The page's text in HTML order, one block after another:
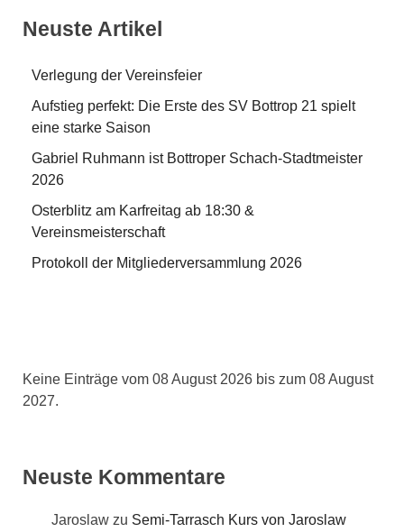
Neuste Artikel
Verlegung der Vereinsfeier
Aufstieg perfekt: Die Erste des SV Bottrop 21 spielt
eine starke Saison
Gabriel Ruhmann ist Bottroper Schach-Stadtmeister
2026
Osterblitz am Karfreitag ab 18:30 &
Vereinsmeisterschaft
Protokoll der Mitgliederversammlung 2026
Keine Einträge vom 08 August 2026 bis zum 08 August
2027.
Neuste Kommentare
Jaroslaw zu Semi-Tarrasch Kurs von Jaroslaw